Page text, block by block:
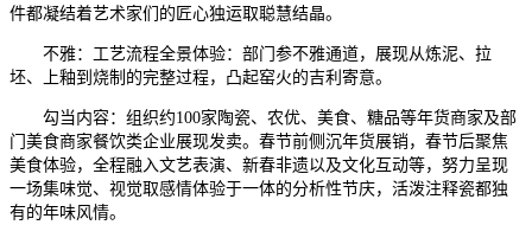
件都凝结着艺术家们的匠心独运取聪慧结晶。
不雅：工艺流程全景体验：部门参不雅通道，展现从炼泥、拉
坯、上釉到烧制的完整过程，凸起窑火的吉利寄意。
勾当内容：组织约100家陶瓷、农优、美食、糖品等年货商家及部
门美食商家餐饮类企业展现发卖。春节前侧沉年货展销，春节后聚焦
美食体验，全程融入文艺表演、新春非遗以及文化互动等，努力呈现
一场集味觉、视觉取感情体验于一体的分析性节庆，活泼注释瓷都独
有的年味风情。